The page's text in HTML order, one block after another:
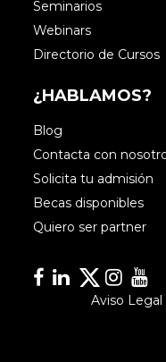
Seminarios
Webinars
Directorio de Cursos
¿HABLAMOS?
Blog
Contacta con
Solicita tu admisión
Becas disponibles
Quiero ser partner
Facebook
Linkedin
Aviso Legal